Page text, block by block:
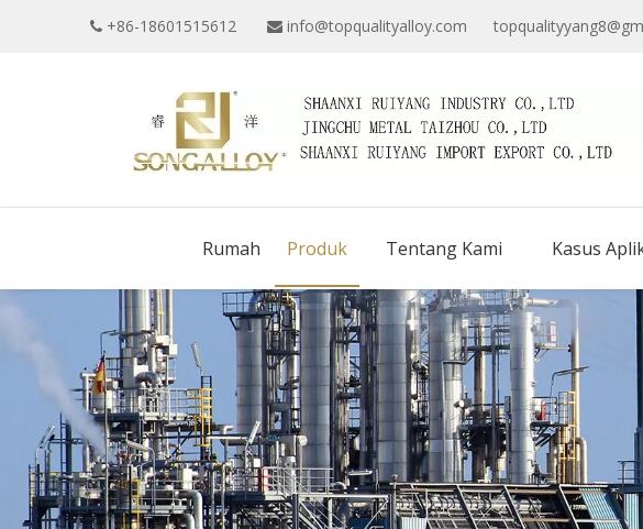
 +86-18601515612  info@topqualityalloy.com
Rumah Produk Tentang Kami Kasus